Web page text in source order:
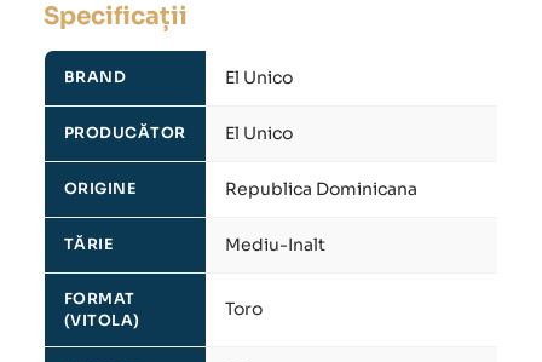
Specificații
BRAND El Unico
PRODUCĂTOR El Unico
ORIGINE Republica Dominicana
TĂRIE Mediu-Inalt
FORMAT
(VITOLA)
Toro